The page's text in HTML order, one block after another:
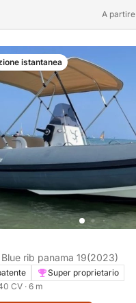
A partire
rib panama 19(2023)
Super proprietario
CV · 6 m
istantanea